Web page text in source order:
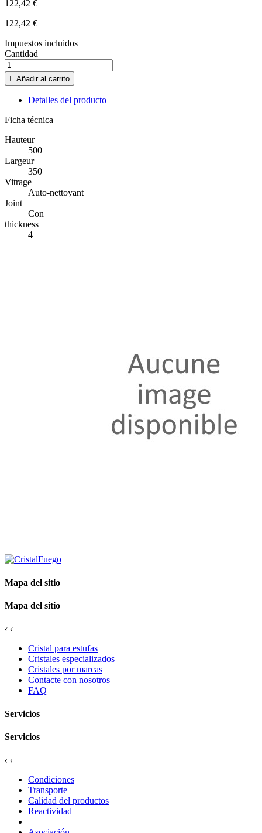
122,42 €
122,42 €
Impuestos incluidos
Cantidad
 Añadir al carrito
Detalles del producto
Ficha técnica
Hauteur
500
Largeur
350
Vitrage
Auto-nettoyant
Joint
Con
thickness
4
Mapa del sitio
Mapa del sitio
‹ ‹
Cristal para estufas
Cristales especializados
Cristales por marcas
Contacte con nosotros
FAQ
Servicios
Servicios
‹ ‹
Condiciones
Transporte
Calidad del productos
Reactividad